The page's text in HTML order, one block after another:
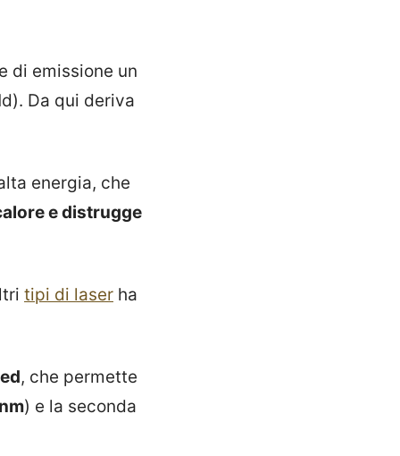
di emissione un
Da qui deriva
energia, che
e distrugge
tipi di laser ha
, che permette
) e la seconda